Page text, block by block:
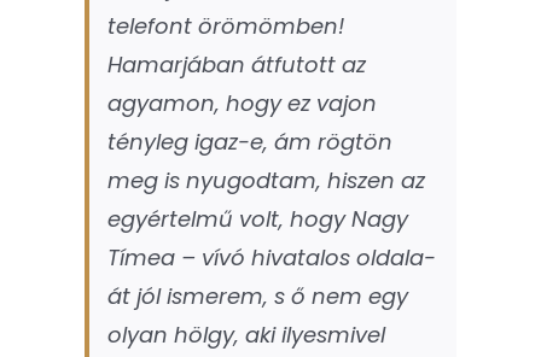
telefont örömömben!
Hamarjában átfutott az
agyamon, hogy ez vajon
tényleg igaz-e, ám rögtön
meg is nyugodtam, hiszen az
egyértelmű volt, hogy Nagy
Tímea – vívó hivatalos oldala-
át jól ismerem, s ő nem egy
olyan hölgy, aki ilyesmivel